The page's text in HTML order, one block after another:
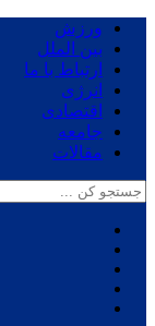
ورزش
بین الملل
ارتباط با ما
انرژی
اقتصادی
جامعه
مقالات